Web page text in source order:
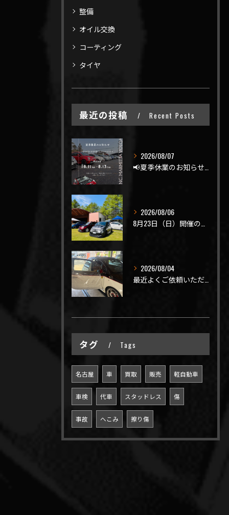
整備
オイル交換
コーティング
タイヤ
最近の投稿 Recent Posts
2026/08/07
2026/08/06
2026/08/04
タグ Tags
名古屋 車 買取 販売 軽自動車
車検 代車 スタッドレス 傷
事故 へこみ 擦り傷